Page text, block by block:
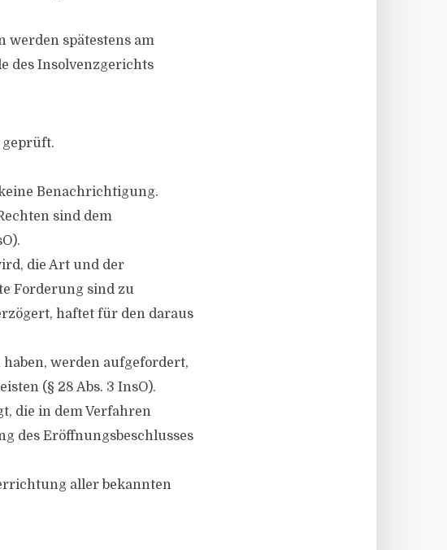
werden spätestens am
des Insolvenzgerichts
Benachrichtigung.
sind dem
die Art und der
Forderung sind zu
haftet für den daraus
werden aufgefordert,
(§ 28 Abs. 3 InsO).
die in dem Verfahren
des Eröffnungsbeschlusses
aller bekannten